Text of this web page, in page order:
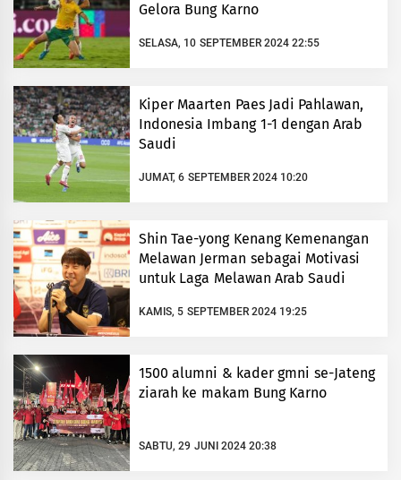
Gelora Bung Karno
SELASA, 10 SEPTEMBER 2024 22:55
Kiper Maarten Paes Jadi Pahlawan,
Indonesia Imbang 1-1 dengan Arab
Saudi
JUMAT, 6 SEPTEMBER 2024 10:20
Shin Tae-yong Kenang Kemenangan
Melawan Jerman sebagai Motivasi
untuk Laga Melawan Arab Saudi
KAMIS, 5 SEPTEMBER 2024 19:25
1500 alumni & kader gmni se-Jateng
ziarah ke makam Bung Karno
SABTU, 29 JUNI 2024 20:38